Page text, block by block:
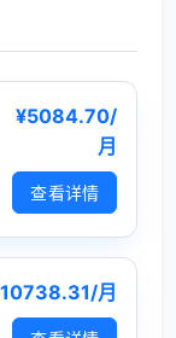
¥5084.70/
月
查看详情
月